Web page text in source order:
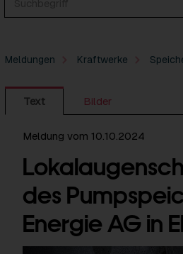
Meldungen Kraftwerke
Text Bilder
Meldung vom 10.10.2024
des
Energie AG in